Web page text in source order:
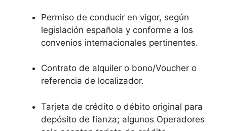
Permiso de conducir en vigor, según
legislación española y conforme a los
convenios internacionales pertinentes.
Contrato de alquiler o bono/Voucher o
referencia de localizador.
Tarjeta de crédito o débito original para
depósito de fianza; algunos Operadores